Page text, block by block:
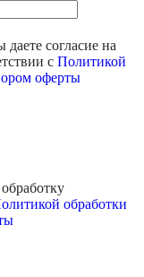
даете согласие на
с Политикой
оферты
обработки